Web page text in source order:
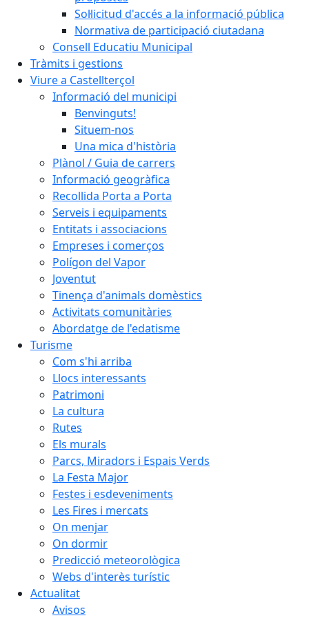
Sol·licitud d'accés a la informació pública
Normativa de participació ciutadana
Consell Educatiu Municipal
Tràmits i gestions
Viure a Castellterçol
Informació del municipi
Benvinguts!
Situem-nos
Una mica d'història
Plànol / Guia de carrers
Informació geogràfica
Recollida Porta a Porta
Serveis i equipaments
Entitats i associacions
Empreses i comerços
Polígon del Vapor
Joventut
Tinença d'animals domèstics
Activitats comunitàries
Abordatge de l'edatisme
Turisme
Com s'hi arriba
Llocs interessants
Patrimoni
La cultura
Rutes
Els murals
Parcs, Miradors i Espais Verds
La Festa Major
Festes i esdeveniments
Les Fires i mercats
On menjar
On dormir
Predicció meteorològica
Webs d'interès turístic
Actualitat
Avisos